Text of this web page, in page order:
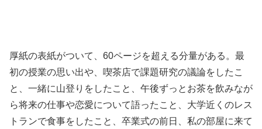
厚紙の表紙がついて、60ページを超える分量がある。最
初の授業の思い出や、喫茶店で課題研究の議論をしたこ
と、一緒に山登りをしたこと、午後ずっとお茶を飲みなが
ら将来の仕事や恋愛について語ったこと、大学近くのレス
トランで食事をしたこと、卒業式の前日、私の部屋に来て